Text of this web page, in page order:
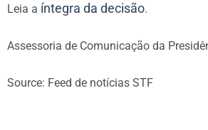
Leia a íntegra da decisão.
Assessoria de Comunicação da
Source: Feed de notícias STF